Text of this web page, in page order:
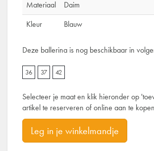
Materiaal
Daim
Kleur
Blauw
Deze ballerina is nog beschikbaar in
36 37 42
Selecteer je maat en klik hieronder op
artikel te reserveren of online aan te
Leg in je winkelmandje